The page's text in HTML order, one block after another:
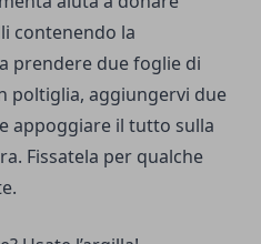
contenendo la
prendere due foglie di
poltiglia, aggiungervi due
appoggiare il tutto sulla
Fissatela per qualche